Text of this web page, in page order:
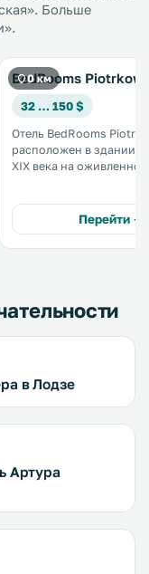
Больше
0 км
BedRooms
32 … 150 $
Отель BedRooms
расположен в здании
XIX века на оживленной
ресторанами и
летний сезон также
пивные сады. .
Перейти →
в Лодзе
Артура